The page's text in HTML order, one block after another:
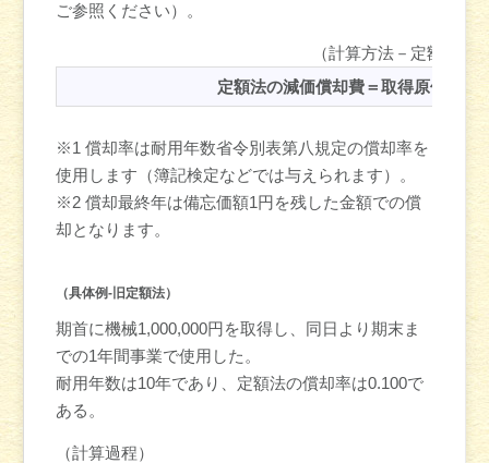
ご参照ください）。
（計算方法－定額法）
定額法の減価償却費＝取得原価×定
※1 償却率は耐用年数省令別表第八規定の償却率を
使用します（簿記検定などでは与えられます）。
※2 償却最終年は備忘価額1円を残した金額での償
却となります。
（具体例-旧定額法）
期首に機械1,000,000円を取得し、同日より期末ま
での1年間事業で使用した。
耐用年数は10年であり、定額法の償却率は0.100で
ある。
（計算過程）